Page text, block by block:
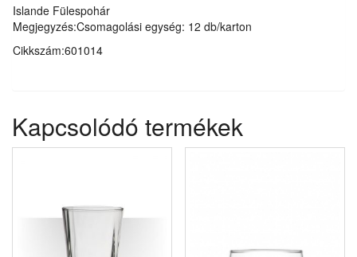
Islande Fülespohár
Megjegyzés:Csomagolási egység: 12 db/karton
Cikkszám:601014
Kapcsolódó termékek